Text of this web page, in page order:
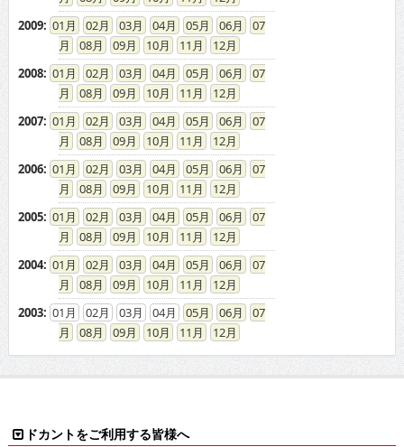
2009: 01 02 03 04 05 06
07
08
09 10 11
12
2008: 01 02 03 04 05 06
07
08
09 10 11
12
2007: 01 02 03 04 05 06
07
08
09 10 11
12
2006: 01 02 03 04 05 06
07
08
09 10 11
12
2005: 01 02 03 04 05 06
07
08
09 10 11
12
2004: 01 02 03 04 05 06
07
08
09 10 11
12
2003: 01 02 03 04 05 06
07
08
09 10 11 12
ドカントをご利用する皆様へ